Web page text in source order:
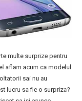
multe surprize pentru
aflam acum ca modelul
sai nu au
lucru sa fie o surpriza?